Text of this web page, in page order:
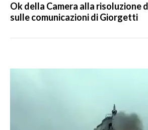
Ok della Camera alla risoluzione
sulle comunicazioni di Giorgetti